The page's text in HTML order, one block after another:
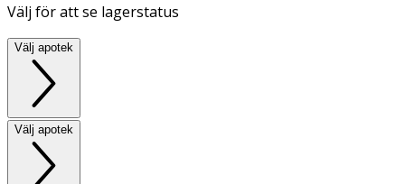
Välj för att se lagerstatus
Välj apotek
Välj apotek